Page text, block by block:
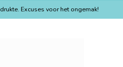
Excuses voor het ongemak!